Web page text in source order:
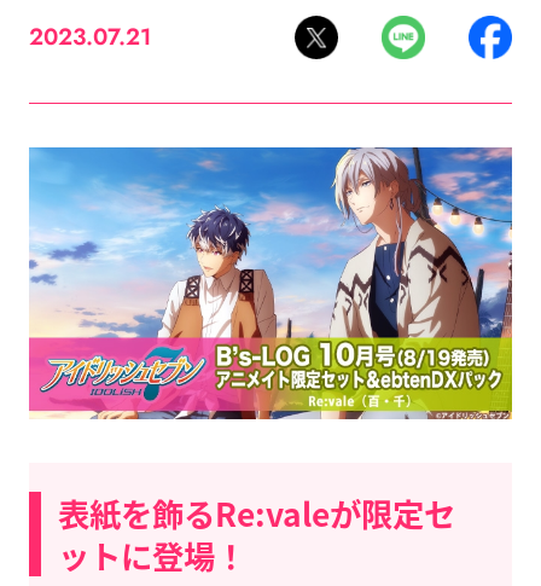
2023.07.21
表紙を飾るRe:valeが限定セ
ットに登場！